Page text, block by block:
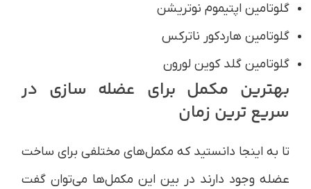
گلوتامین اپتیموم نوتریشن
گلوتامین هاردکور ناترکس
گلوتامین گلد کوین لورون
بهترین مکمل برای عضله سازی در
سریع ترین زمان
تا به اینجا دانستید که مکمل‌های مختلفی برای ساخت
عضله وجود دارند در بین این مکمل‌ها می‌توان گفت